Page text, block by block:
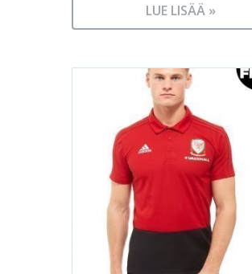
LUE LISÄÄ »